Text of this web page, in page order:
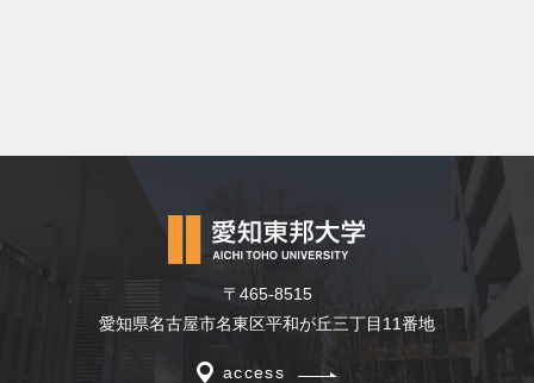
〒465-8515
愛知県名古屋市名東区平和が丘三丁目11番地
access